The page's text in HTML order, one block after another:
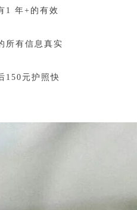
1 年+的有效
所有信息真实
150元护照快